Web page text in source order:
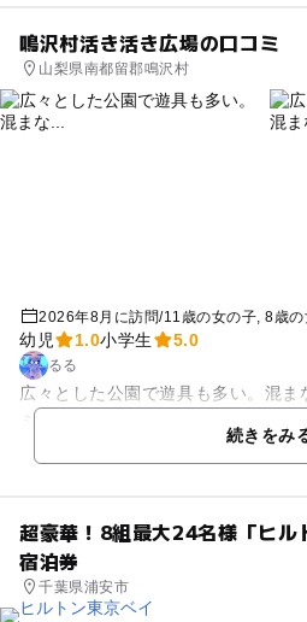
鳴沢村活き活き広場の口コミ
山梨県南都留郡鳴沢村
2026年8月に訪問/11歳の女の子 8歳の
幼児 1.0小学生 5.0
るる
広々とした公園で遊具も多い。混ま
続きをみ
超豪華！8組最大24名様「ヒル
宿泊券
千葉県浦安市